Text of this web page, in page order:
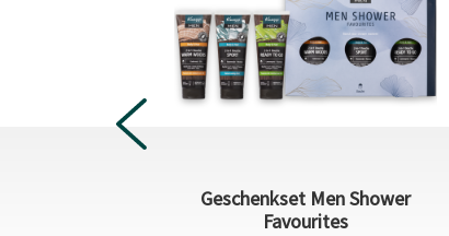
Geschenkset Men Shower
Favourites